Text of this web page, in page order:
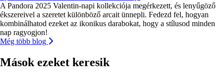
A Pandora 2025 Valentin-napi kollekciója megérkezett, és lenyűgöző
ékszereivel a szeretet különböző arcait ünnepli. Fedezd fel, hogyan
kombinálhatod ezeket az ikonikus darabokat, hogy a stílusod minden
nap ragyogjon!
Még több blog
Mások ezeket keresik